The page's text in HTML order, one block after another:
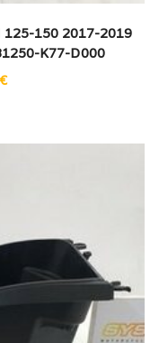
125-150 2017-2019
K77-D000
€